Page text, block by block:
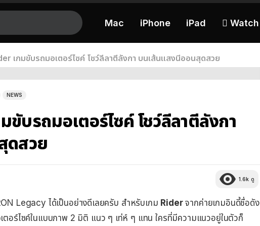
Mac iPhone iPad  Watch
เกมขับรถมอเตอร์ไซค์ โชว์ลีลาตีลังกา บนเส้นแสงนีออนสุดสวย
NEWS
ขับรถมอเตอร์ไซค์ โชว์ลีลาตีลังกา
ดสวย
1.6k ดู
Legacy ได้เป็นอย่างดีเลยครับ สำหรับเกม Rider จากค่ายเกมอินดี้ชื่อดัง
ตอร์ไซค์ในแบบภาพ 2 มิติ แนว ๆ เท่ห์ ๆ แทน ใครที่มีความแนวอยู่ในตัวก็